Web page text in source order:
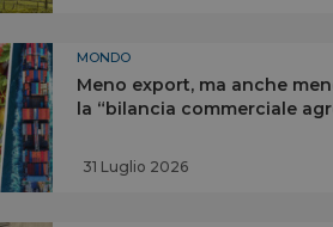
MONDO
Meno export, ma anche
la “bilancia commerciale
31 Luglio 2026